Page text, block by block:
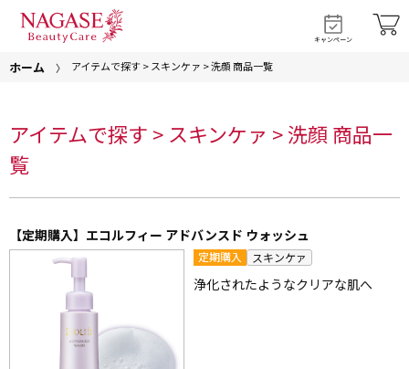
キャンペーン
ホーム アイテムで探す > スキンケァ > 洗顔 商品一覧
アイテムで探す > スキンケァ > 洗顔 商品一
覧
【定期購入】エコルフィー アドバンスド ウォッシュ
定期購入 スキンケァ
浄化されたようなクリアな肌へ